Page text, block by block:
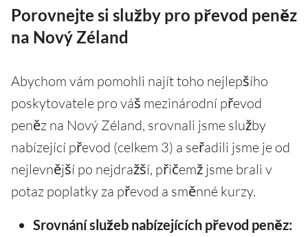
Porovnejte si služby pro převod peněz
na Nový Zéland
Abychom vám pomohli najít toho nejlepšího
poskytovatele pro váš mezinárodní převod
peněz na Nový Zéland, srovnali jsme služby
nabízející převod (celkem 3) a seřadili jsme je od
nejlevnější po nejdražší, přičemž jsme brali v
potaz poplatky za převod a směnné kurzy.
Srovnání služeb nabízejících převod peněz: